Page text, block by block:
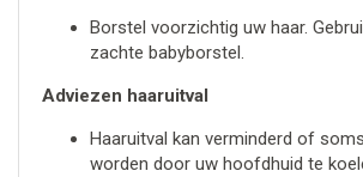
Borstel voorzichtig uw haar.
zachte babyborstel.
Adviezen haaruitval
Haaruitval kan verminderd of
worden door uw hoofdhuid te